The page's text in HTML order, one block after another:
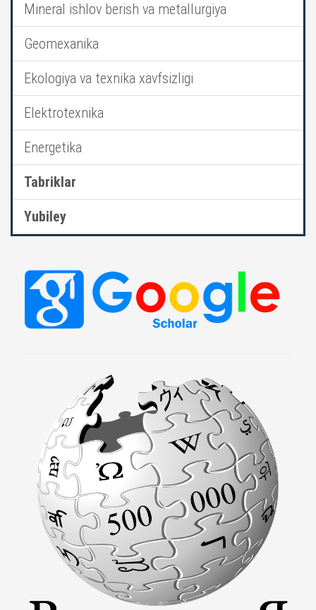
Mineral ishlov berish va metallurgiya
Geomexanika
Ekologiya va texnika xavfsizligi
Elektrotexnika
Energetika
Tabriklar
Yubiley